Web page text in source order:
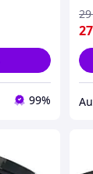
99%